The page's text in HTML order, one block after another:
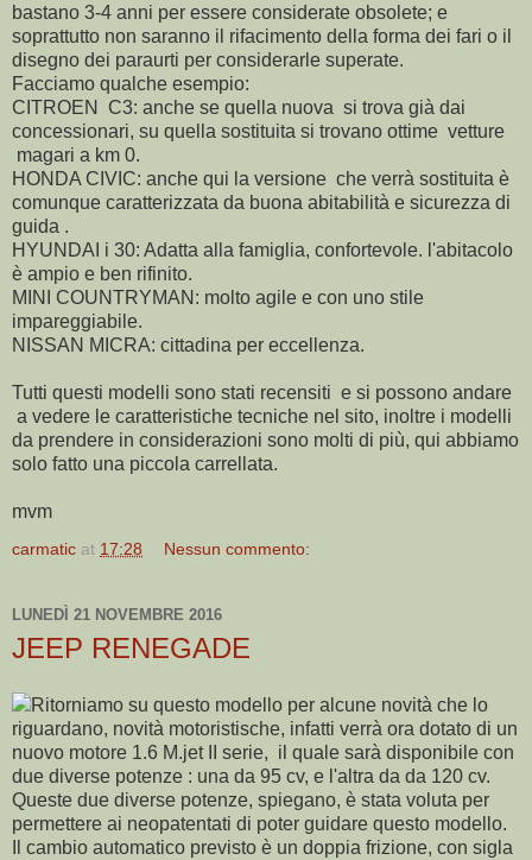
bastano 3-4 anni per essere considerate obsolete; e
soprattutto non saranno il rifacimento della forma dei fari o il
disegno dei paraurti per considerarle superate.
Facciamo qualche esempio:
CITROEN C3: anche se quella nuova si trova già dai
concessionari, su quella sostituita si trovano ottime vetture
magari a km 0.
HONDA CIVIC: anche qui la versione che verrà sostituita è
comunque caratterizzata da buona abitabilità e sicurezza di
guida .
HYUNDAI i 30: Adatta alla famiglia, confortevole. l'abitacolo
è ampio e ben rifinito.
MINI COUNTRYMAN: molto agile e con uno stile
impareggiabile.
NISSAN MICRA: cittadina per eccellenza.
Tutti questi modelli sono stati recensiti e si possono andare
a vedere le caratteristiche tecniche nel sito, inoltre i modelli
da prendere in considerazioni sono molti di più, qui abbiamo
solo fatto una piccola carrellata.
mvm
carmatic at 17:28 Nessun commento:
LUNEDÌ 21 NOVEMBRE 2016
JEEP RENEGADE
Ritorniamo su questo modello per alcune novità che lo
riguardano, novità motoristische, infatti verrà ora dotato di un
nuovo motore 1.6 M.jet II serie, il quale sarà disponibile con
due diverse potenze : una da 95 cv, e l'altra da da 120 cv.
Queste due diverse potenze, spiegano, è stata voluta per
permettere ai neopatentati di poter guidare questo modello.
Il cambio automatico previsto è un doppia frizione, con sigla